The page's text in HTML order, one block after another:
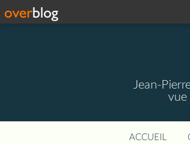
Jean-
vue
ACCUEIL